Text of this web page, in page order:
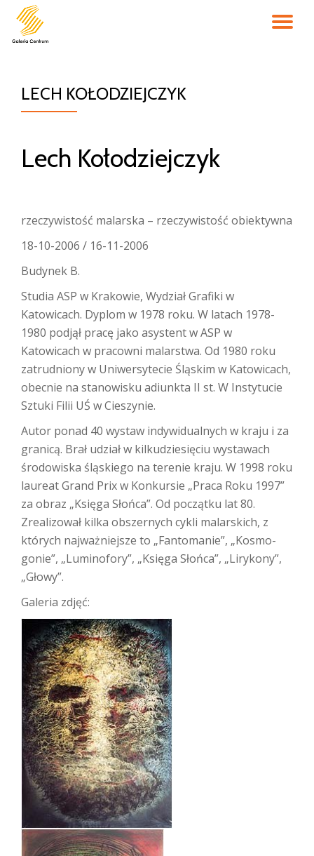
Przejdź
LECH KOŁODZIEJCZYK
Lech Kołodziejczyk
rzeczywistość malarska – rzeczywistość obiektywna
18-10-2006 / 16-11-2006
Budynek B.
Studia ASP w Krakowie, Wydział Grafiki w
Katowicach. Dyplom w 1978 roku. W latach 1978-
1980 podjął pracę jako asystent w ASP w
Katowicach w pracowni malarstwa. Od 1980 roku
zatrudniony w Uniwersytecie Śląskim w Katowicach,
obecnie na stanowisku adiunkta II st. W Instytucie
Sztuki Filii UŚ w Cieszynie.
Autor ponad 40 wystaw indywidualnych w kraju i za
granicą. Brał udział w kilkudziesięciu wystawach
środowiska śląskiego na terenie kraju. W 1998 roku
laureat Grand Prix w Konkursie „Praca Roku 1997”
za obraz „Księga Słońca”. Od początku lat 80.
Zrealizował kilka obszernych cykli malarskich, z
których najważniejsze to „Fantomanie”, „Kosmo-
gonie”, „Luminofory”, „Księga Słońca”, „Lirykony”,
„Głowy”.
Galeria zdjęć: